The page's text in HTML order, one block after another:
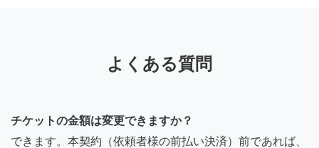
よくある質問
チケットの金額は変更できますか？
できます。本契約（依頼者様の前払い決済）前であれば、